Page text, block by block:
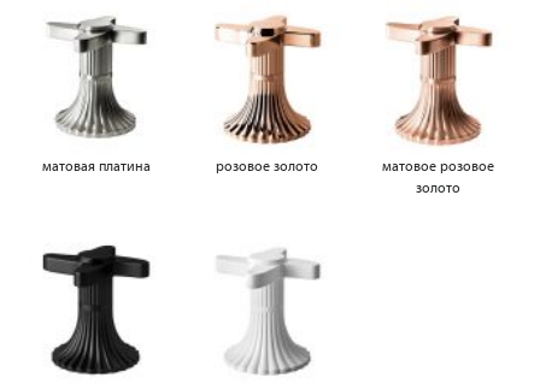
матовая платина розовое золото
матовое розовое
золото